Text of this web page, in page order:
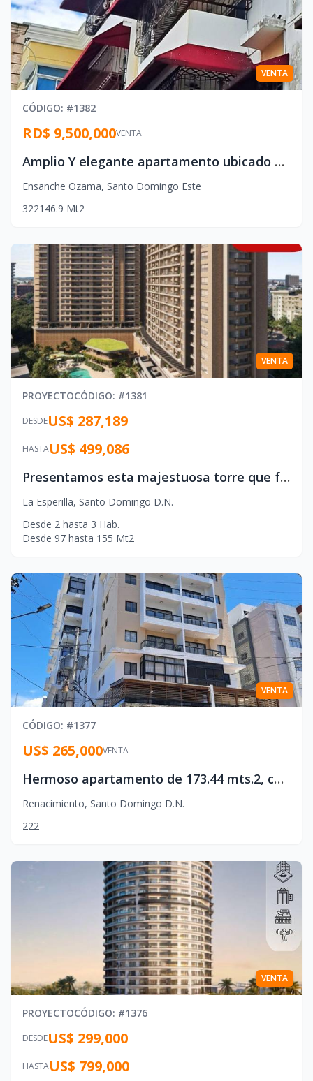
VENTA
CÓDIGO: #1382
VENTA
RD$ 9,500,000
Amplio Y elegante apartamento ubicado en Ensanche Ozama, a pasos de la Ave. Venezuela, Santo Domingo Este.
Ensanche Ozama, Santo Domingo Este
322146.9 Mt2
VENTA
PROYECTOCÓDIGO: #1381
DESDEUS$ 287,189
HASTAUS$ 499,086
Presentamos esta majestuosa torre que fusiona la excelencia colombiana con el estilo de vida moderno de Santo Domingo
La Esperilla, Santo Domingo D.N.
Desde 2 hasta 3 Hab.
Desde 97 hasta 155 Mt2
VENTA
CÓDIGO: #1377
VENTA
US$ 265,000
Hermoso apartamento de 173.44 mts.2, con dos habitaciones ubicado en la Urbanización Renacimiento, Santo Domingo.
Renacimiento, Santo Domingo D.N.
222
VENTA
PROYECTOCÓDIGO: #1376
DESDEUS$ 299,000
HASTAUS$ 799,000